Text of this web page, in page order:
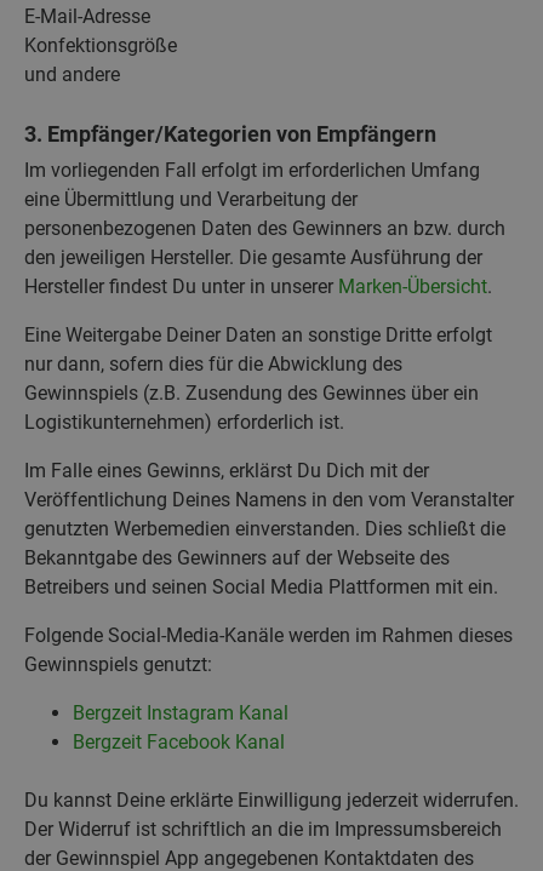
E-Mail-Adresse
Konfektionsgröße
und andere
3. Empfänger/Kategorien von Empfängern
Im vorliegenden Fall erfolgt im erforderlichen Umfang
eine Übermittlung und Verarbeitung der
personenbezogenen Daten des Gewinners an bzw. durch
den jeweiligen Hersteller. Die gesamte Ausführung der
Hersteller findest Du unter in unserer Marken-Übersicht.
Eine Weitergabe Deiner Daten an sonstige Dritte erfolgt
nur dann, sofern dies für die Abwicklung des
Gewinnspiels (z.B. Zusendung des Gewinnes über ein
Logistikunternehmen) erforderlich ist.
Im Falle eines Gewinns, erklärst Du Dich mit der
Veröffentlichung Deines Namens in den vom Veranstalter
genutzten Werbemedien einverstanden. Dies schließt die
Bekanntgabe des Gewinners auf der Webseite des
Betreibers und seinen Social Media Plattformen mit ein.
Folgende Social-Media-Kanäle werden im Rahmen dieses
Gewinnspiels genutzt:
Bergzeit Instagram Kanal
Bergzeit Facebook Kanal
Du kannst Deine erklärte Einwilligung jederzeit widerrufen.
Der Widerruf ist schriftlich an die im Impressumsbereich
der Gewinnspiel App angegebenen Kontaktdaten des